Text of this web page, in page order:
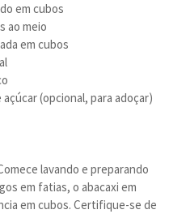
em cubos
ao meio
em cubos
(opcional, para adoçar)
lavando e preparando
em fatias, o abacaxi em
em cubos. Certifique-se de